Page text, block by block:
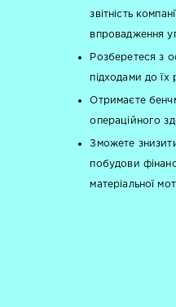
звітність
впровадження
Розберетеся з
підходами до їх
Отримаєте
операційного
Зможете
побудови
матеріальної